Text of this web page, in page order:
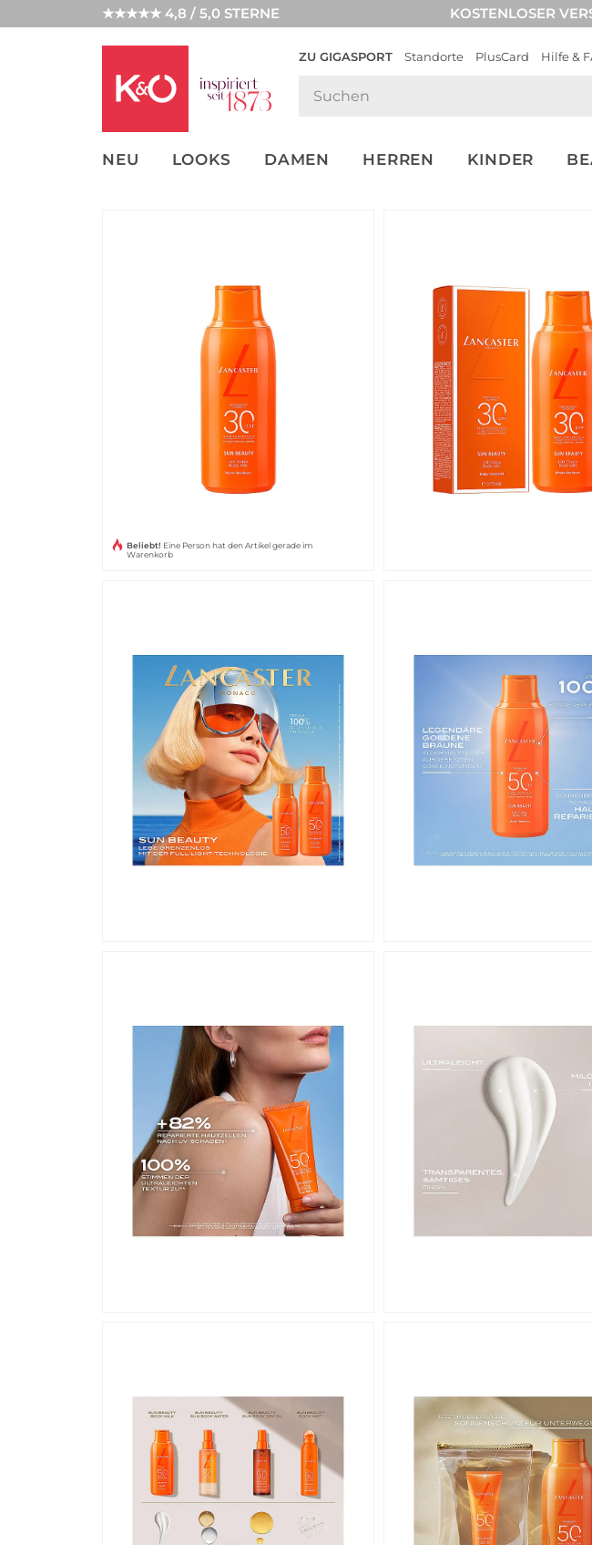
★★★★★ 4,8 / 5,0 STERNE KOSTENLOSER
ZU GIGASPORT Standorte PlusCard Hilfe &
NEU LOOKS DAMEN HERREN KINDER
UNSERE APP
CLICK &
Beliebt! Eine Person hat den Artikel gerade im
Warenkorb